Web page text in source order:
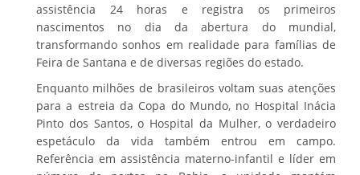
assistência 24 horas e registra os primeiros
nascimentos no dia da abertura do mundial,
transformando sonhos em realidade para famílias de
Feira de Santana e de diversas regiões do estado.
Enquanto milhões de brasileiros voltam suas atenções
para a estreia da Copa do Mundo, no Hospital Inácia
Pinto dos Santos, o Hospital da Mulher, o verdadeiro
espetáculo da vida também entrou em campo.
Referência em assistência materno-infantil e líder em